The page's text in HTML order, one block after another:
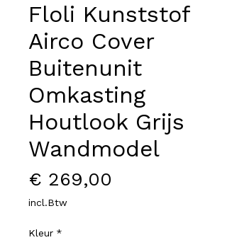
Floli Kunststof
Airco Cover
Buitenunit
Omkasting
Houtlook Grijs
Wandmodel
€ 269,00
incl.Btw
Kleur *